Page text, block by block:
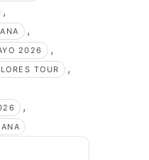
,
,
2026 ,
TOUR ,
,